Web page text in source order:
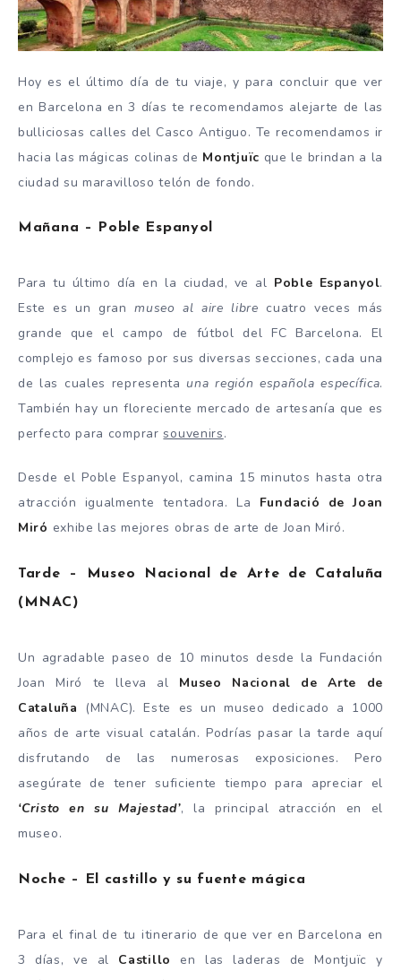
Hoy es el último día de tu viaje, y para concluir que ver
en Barcelona en 3 días te recomendamos alejarte de las
bulliciosas calles del Casco Antiguo. Te recomendamos ir
hacia las mágicas colinas de Montjuïc que le brindan a la
ciudad su maravilloso telón de fondo.
Mañana – Poble Espanyol
Para tu último día en la ciudad, ve al Poble Espanyol.
Este es un granmuseo al aire libre cuatro veces más
grande que el campo de fútbol del FC Barcelona. El
complejo es famoso por sus diversas secciones, cada una
de las cuales representa una región española específica.
También hay un floreciente mercado de artesanía que es
perfecto para comprarsouvenirs.
Desde el Poble Espanyol, camina 15 minutos hasta otra
atracción igualmente tentadora. La Fundació de Joan
Miró exhibe las mejores obras de arte de Joan Miró.
Tarde – Museo Nacional de Arte de Cataluña
(MNAC)
Un agradable paseo de 10 minutos desde la Fundación
Joan Miró te lleva al Museo Nacional de Arte de
Cataluña (MNAC). Este es un museo dedicado a 1000
años de arte visual catalán. Podrías pasar la tarde aquí
disfrutando de las numerosas exposiciones. Pero
asegúrate de tener suficiente tiempo para apreciar el
‘Cristo en su Majestad’, la principal atracción en el
museo.
Noche – El castillo y su fuente mágica
Para el final de tu itinerario de que ver en Barcelona en
3 días, ve al Castillo
en las laderas de Montjuïc y